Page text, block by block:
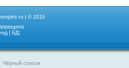
| © 2015
| БД:
Чёрный список